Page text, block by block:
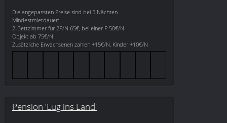
Die angepassten Preise sind bei 5 Nächten
Mindestmietdauer:
2-Bettzimmer für 2P/N 65€, bei einer P 50€/N
Objekt ab 75€/N
Zusätzliche Erwachsenen zahlen +15€/N, Kinder +10€/N
Pension 'Lug ins Land'